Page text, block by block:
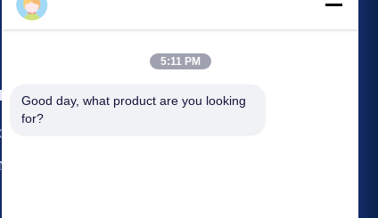
Pedido Umas citações
5:11 PM
Good day, what product are you looking
for?